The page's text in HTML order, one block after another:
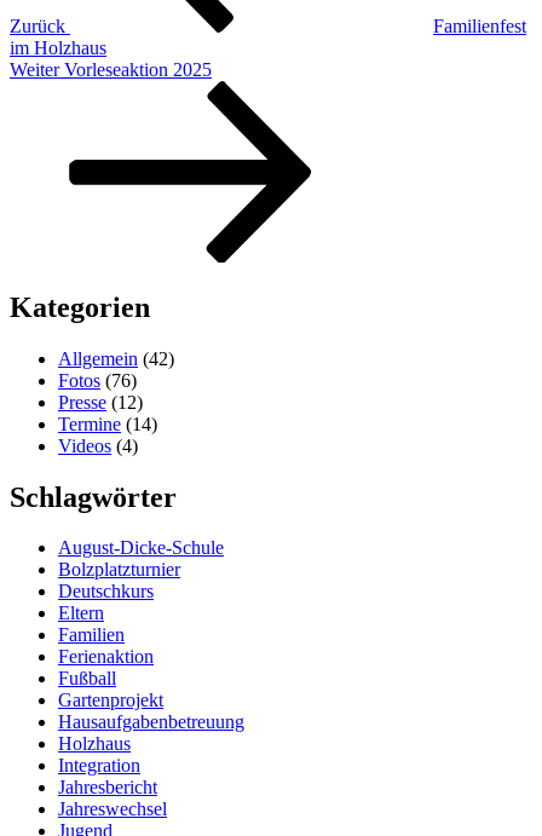
Zurück
Familienfest
im Holzhaus
Nächster
Weiter Vorleseaktion 2025
Kategorien
Allgemein (42)
Fotos (76)
Presse (12)
Termine (14)
Videos (4)
Schlagwörter
August-Dicke-Schule
Bolzplatzturnier
Deutschkurs
Eltern
Familien
Ferienaktion
Fußball
Gartenprojekt
Hausaufgabenbetreuung
Holzhaus
Integration
Jahresbericht
Jahreswechsel
Jugend